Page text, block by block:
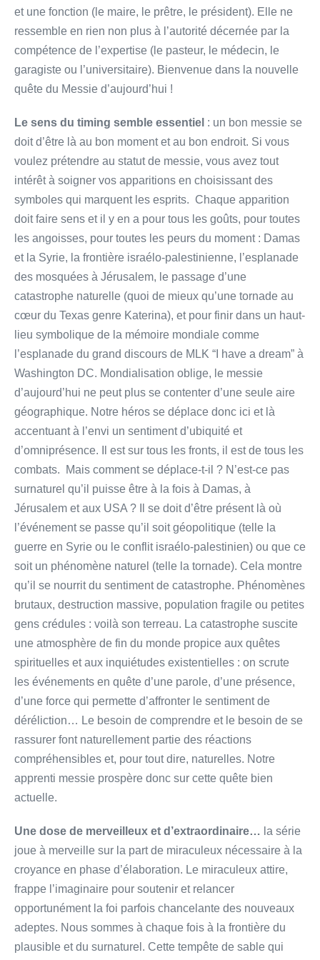
et une fonction (le maire, le prêtre, le président). Elle ne
ressemble en rien non plus à l’autorité décernée par la
compétence de l’expertise (le pasteur, le médecin, le
garagiste ou l’universitaire). Bienvenue dans la nouvelle
quête du Messie d’aujourd’hui !
Le sens du timing semble essentiel : un bon messie se
doit d’être là au bon moment et au bon endroit. Si vous
voulez prétendre au statut de messie, vous avez tout
intérêt à soigner vos apparitions en choisissant des
symboles qui marquent les esprits. Chaque apparition
doit faire sens et il y en a pour tous les goûts, pour toutes
les angoisses, pour toutes les peurs du moment : Damas
et la Syrie, la frontière israélo-palestinienne, l’esplanade
des mosquées à Jérusalem, le passage d’une
catastrophe naturelle (quoi de mieux qu’une tornade au
cœur du Texas genre Katerina), et pour finir dans un haut-
lieu symbolique de la mémoire mondiale comme
l’esplanade du grand discours de MLK “I have a dream” à
Washington DC. Mondialisation oblige, le messie
d’aujourd’hui ne peut plus se contenter d’une seule aire
géographique. Notre héros se déplace donc ici et là
accentuant à l’envi un sentiment d’ubiquité et
d’omniprésence. Il est sur tous les fronts, il est de tous les
combats. Mais comment se déplace-t-il ? N’est-ce pas
surnaturel qu’il puisse être à la fois à Damas, à
Jérusalem et aux USA ? Il se doit d’être présent là où
l’événement se passe qu’il soit géopolitique (telle la
guerre en Syrie ou le conflit israélo-palestinien) ou que ce
soit un phénomène naturel (telle la tornade). Cela montre
qu’il se nourrit du sentiment de catastrophe. Phénomènes
brutaux, destruction massive, population fragile ou petites
gens crédules : voilà son terreau. La catastrophe suscite
une atmosphère de fin du monde propice aux quêtes
spirituelles et aux inquiétudes existentielles : on scrute
les événements en quête d’une parole, d’une présence,
d’une force qui permette d’affronter le sentiment de
déréliction… Le besoin de comprendre et le besoin de se
rassurer font naturellement partie des réactions
compréhensibles et, pour tout dire, naturelles. Notre
apprenti messie prospère donc sur cette quête bien
actuelle.
Une dose de merveilleux et d’extraordinaire… la série
joue à merveille sur la part de miraculeux nécessaire à la
croyance en phase d’élaboration. Le miraculeux attire,
frappe l’imaginaire pour soutenir et relancer
opportunément la foi parfois chancelante des nouveaux
adeptes. Nous sommes à chaque fois à la frontière du
plausible et du surnaturel. Cette tempête de sable qui